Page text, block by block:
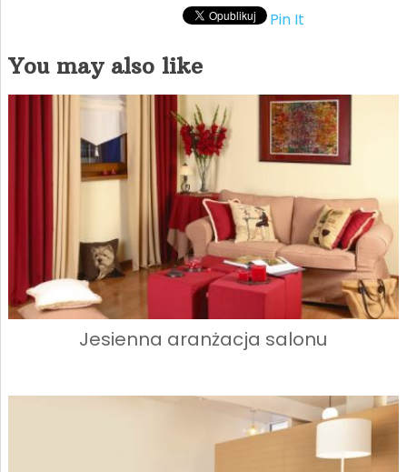
Pin It
You may also like
Jesienna aranżacja salonu